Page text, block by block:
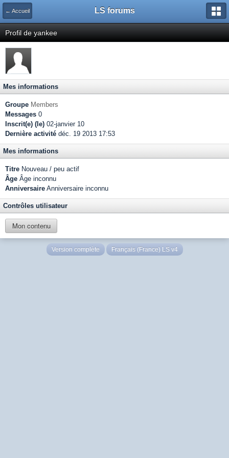
← Accueil LS forums
Profil de yankee
Mes informations
Groupe Members
Messages 0
Inscrit(e) (le) 02-janvier 10
Dernière activité déc. 19 2013 17:53
Mes informations
Titre Nouveau / peu actif
Âge Âge inconnu
Anniversaire Anniversaire inconnu
Contrôles utilisateur
Mon contenu
Version complète Français (France) LS v4